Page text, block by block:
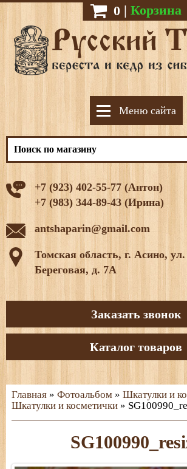
0 | Корзина
Меню сайта
+7 (923) 402-55-77 (Антон)
+7 (983) 344-89-43 (Ирина)
antshaparin@gmail.com
Томская область, г. Асино, ул.
Береговая, д. 7А
Заказать звонок
Каталог товаров
Главная » Фотоальбом » Шкатулки и
Шкатулки и косметички »